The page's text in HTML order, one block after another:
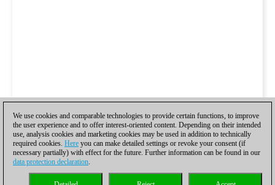
We use cookies and comparable technologies to provide certain functions, to improve
the user experience and to offer interest-oriented content. Depending on their intended
use, analysis cookies and marketing cookies may be used in addition to technically
required cookies. Here you can make detailed settings or revoke your consent (if
necessary partially) with effect for the future. Further information can be found in our
data protection declaration.